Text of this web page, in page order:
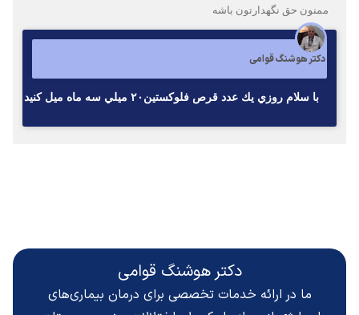
ممنون حق نگهدارتون باشه
دکتر هوشنگ قوامی
با سلام روزي يك عدد قرص فلوكستين٢٠ ميلي سه ماه ميل كنيد
دکتر هوشنگ قوامی
ما در ارائه خدمات تخصصی برای درمان بیماری‌های